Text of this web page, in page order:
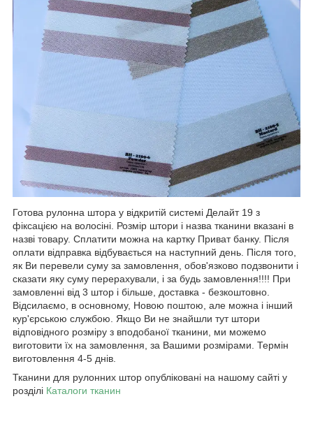
Готова рулонна штора у відкритій системі Делайт 19 з
фіксацією на волосіні. Розмір штори і назва тканини вказані в
назві товару. Сплатити можна на картку Приват банку. Після
оплати відправка відбувається на наступний день. Після того,
як Ви перевели суму за замовлення, обов'язково подзвонити і
сказати яку суму перерахували, і за будь замовлення!!!! При
замовленні від 3 штор і більше, доставка - безкоштовно.
Відсилаємо, в основному, Новою поштою, але можна і інший
кур'єрською службою. Якщо Ви не знайшли тут штори
відповідного розміру з вподобаної тканини, ми можемо
виготовити їх на замовлення, за Вашими розмірами. Термін
виготовлення 4-5 днів.
Тканини для рулонних штор опубліковані на нашому сайті у
розділі Каталоги тканин